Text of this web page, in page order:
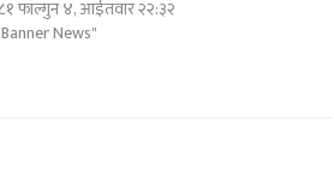
फाल्गुन ४, आईतवार २२:३२
News"